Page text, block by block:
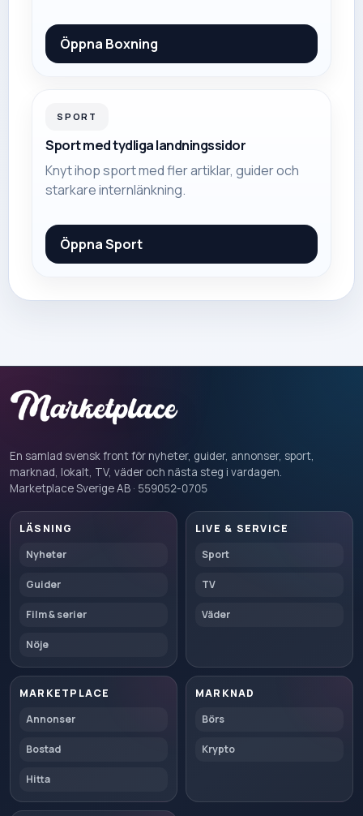
Öppna Boxning
SPORT
Sport med tydliga landningssidor
Knyt ihop sport med fler artiklar, guider och
starkare internlänkning.
ÖppnaSport
En samlad svensk front för nyheter, guider, annonser, sport,
marknad, lokalt, TV, väder och nästa steg i vardagen.
Marketplace Sverige AB · 559052-0705
LÄSNING
Nyheter
Guider
Film & serier
Nöje
LIVE & SERVICE
Sport
TV
Väder
MARKETPLACE
Annonser
Bostad
Hitta
MARKNAD
Börs
Krypto